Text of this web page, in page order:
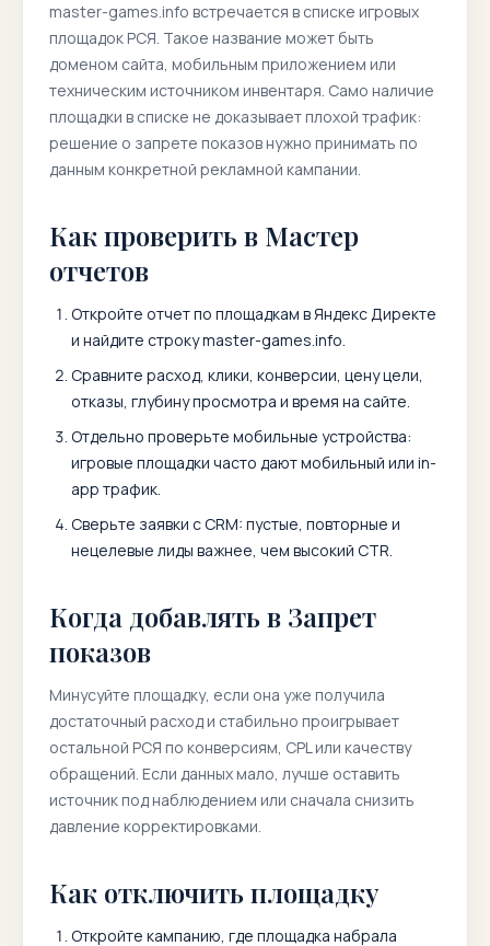
master-games.info встречается в списке игровых
площадок РСЯ. Такое название может быть
доменом сайта, мобильным приложением или
техническим источником инвентаря. Само наличие
площадки в списке не доказывает плохой трафик:
решение о запрете показов нужно принимать по
данным конкретной рекламной кампании.
Как проверить в Мастер
отчетов
Откройте отчет по площадкам в Яндекс Директе
и найдите строкуmaster-games.info.
Сравните расход, клики, конверсии, цену цели,
отказы, глубину просмотра и время на сайте.
Отдельно проверьте мобильные устройства:
игровые площадки часто дают мобильный или in-
app трафик.
Сверьте заявки с CRM: пустые, повторные и
нецелевые лиды важнее, чем высокий CTR.
Когда добавлять в Запрет
показов
Минусуйте площадку, если она уже получила
достаточный расход и стабильно проигрывает
остальной РСЯ по конверсиям, CPL или качеству
обращений. Если данных мало, лучше оставить
источник под наблюдением или сначала снизить
давление корректировками.
Как отключить площадку
Откройте кампанию, где площадка набрала